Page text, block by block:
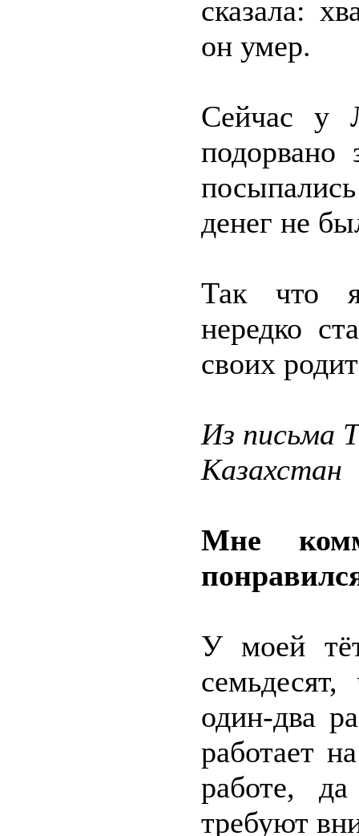
сказала:
он умер.
Сейчас у
денег не
Так что
нередко
своих
Из письма
Казахстан
Мне
У моей
один-два
работает
работе,
требуют